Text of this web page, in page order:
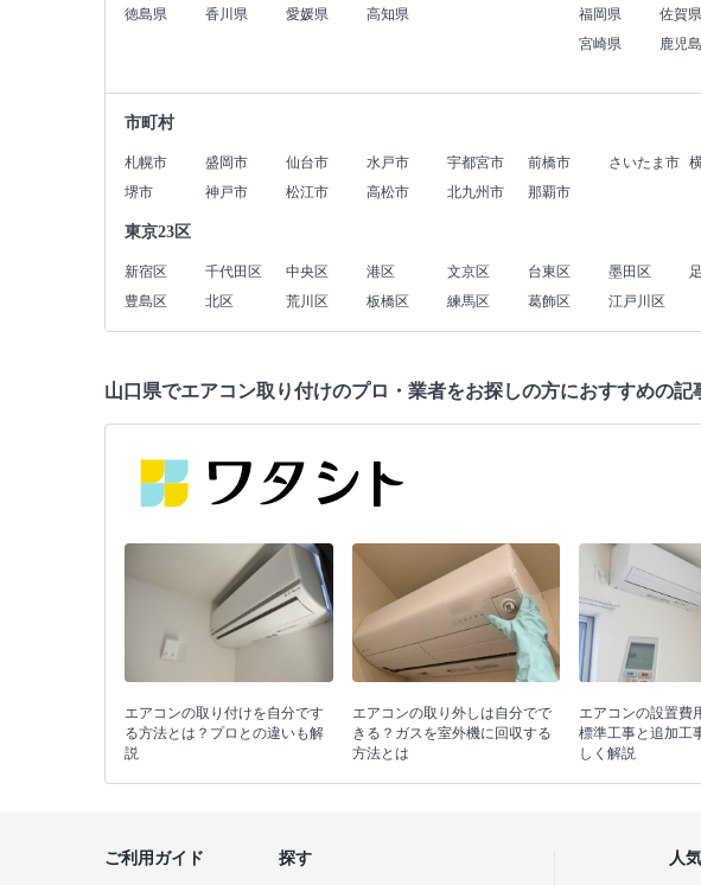
徳島県 香川県 愛媛県 高知県 福岡県 佐賀県
宮崎県
鹿児
市町村
札幌市 盛岡市 仙台市 水戸市 宇都宮市 前橋市 さいたま市
堺市
神戸市 松江市 高松市 北九州市 那覇市
東京23区
新宿区 千代田区 中央区 港区 文京区 台東区 墨田区
豊島区
北区 荒川区 板橋区 練馬区 葛飾区 江戸川区
山口県でエアコン取り付けのプロ・業者をお探しの方におすすめの記
エアコンの取り付けを自分です
る方法とは？プロとの違いも解
説
エアコンの取り外しは自分でで
きる？ガスを室外機に回収する
方法とは
エアコンの設置費
標準工事と追加工
しく解説
探す
ご利用ガイド 人